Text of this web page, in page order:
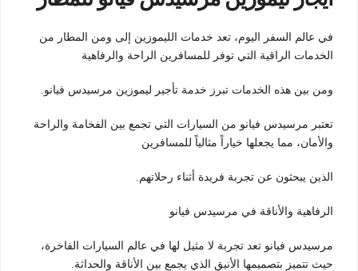
في عالم السفر اليوم، تعد خدمات الليموزين إلى ومن المطار من
الخدمات الراقية التي توفر للمسافرين الراحة والرفاهية
ومن بين هذه الخدمات تبرز خدمة تأجير ليموزين مرسيدس فيانو.
تعتبر مرسيدس فيانو من السيارات التي تجمع بين الفخامة والراحة
والأمان، مما يجعلها خياراً مثالياً للمسافرين
الذين يبحثون عن تجربة فريدة أثناء رحلاتهم.
الرفاهية والأناقة في مرسيدس فيانو
مرسيدس فيانو تعد تجربة لا مثيل لها في عالم السيارات الفاخرة،
حيث تتميز بتصميمها الأنيق الذي يجمع بين الأناقة والحداثة.